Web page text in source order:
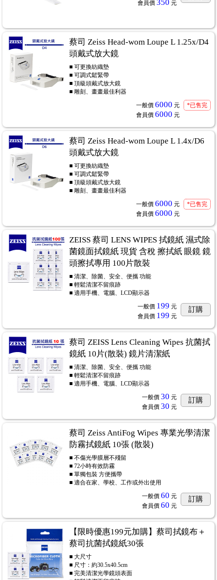
會員價 350 元
蔡司 Zeiss Head-wom Loupe L 1.25x/D4
頭戴式放大鏡
■ 可更換紡織墊
■ 可調式鬆緊帶
■ 頂級頭戴式放大鏡
■ 雕刻、畫畫最佳利器
一般價 6000 元
會員價 6000 元
*已售完
蔡司 Zeiss Head-wom Loupe L 1.4x/D6
頭戴式放大鏡
■ 可更換紡織墊
■ 可調式鬆緊帶
■ 頂級頭戴式放大鏡
■ 雕刻、畫畫最佳利器
一般價 6000 元
會員價 6000 元
*已售完
ZEISS 蔡司 LENS WIPES 拭鏡紙 濕式除
菌鏡面拭鏡紙 現貨 含稅 擦拭紙 眼鏡 鏡
頭擦拭專用 100片散裝
■ 清潔、除菌、安全、便攜 功能
■ 輕鬆清潔不留痕跡
■ 適用手機、電腦、LCD顯示器
一般價 199 元
會員價 199 元
訂購
蔡司 ZEISS Lens Cleaning Wipes 抗菌拭
鏡紙 10片(散裝) 鏡片清潔紙
■ 清潔、除菌、安全、便攜 功能
■ 輕鬆清潔不留痕跡
■ 適用手機、電腦、LCD顯示器
一般價 30 元
會員價 30 元
訂購
蔡司 Zeiss AntiFog Wipes 專業光學清潔
防霧拭鏡紙 10張 (散裝)
■ 不傷光學膜層不殘留
■ 72小時有效防霧
■ 單獨包裝 方便攜帶
■ 適合在家、學校、工作或外出使用
一般價 60 元
會員價 60 元
訂購
【限時優惠199元加購】蔡司拭鏡布＋
蔡司抗菌拭鏡紙30張
■ 大尺寸
■ 尺寸：約30.5x40.5cm
■ 完美清潔光學鏡頭表面